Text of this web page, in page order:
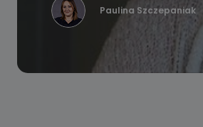
Paulina Szczepaniak